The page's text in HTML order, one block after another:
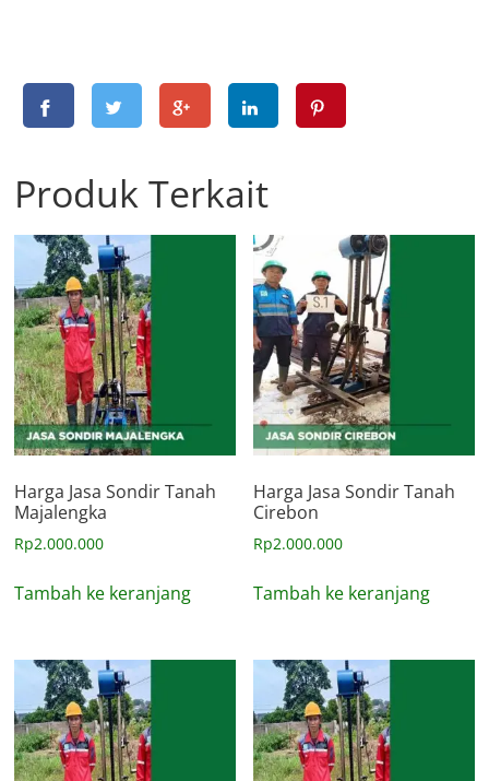
Produk Terkait
Harga Jasa Sondir Tanah
Majalengka
Rp2.000.000
Tambah ke keranjang
Harga Jasa Sondir Tanah
Cirebon
Rp2.000.000
Tambah ke keranjang